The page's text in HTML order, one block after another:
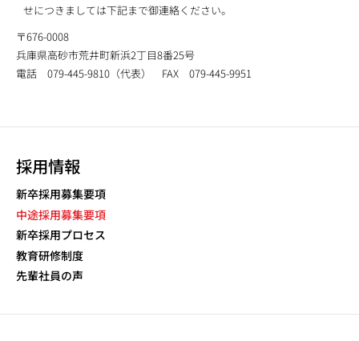
せにつきましては下記まで御連絡ください。
〒676-0008
兵庫県高砂市荒井町新浜2丁目8番25号
電話 079-445-9810（代表） FAX 079-445-9951
採用情報
新卒採用募集要項
中途採用募集要項
新卒採用プロセス
教育研修制度
先輩社員の声